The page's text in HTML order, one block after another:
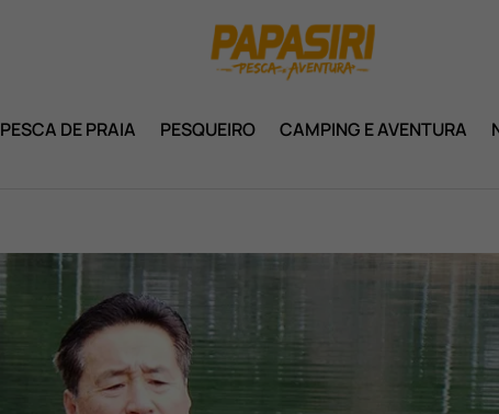
PESCA DE PRAIA PESQUEIRO CAMPING E AVENTURA